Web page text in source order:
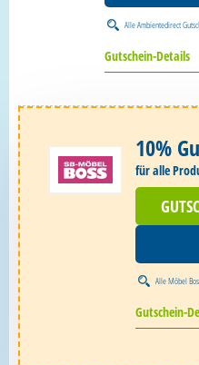
AlleAmbientedirect
Gutschein-Details
10%
für alle
AlleMöbel
Gutschein-